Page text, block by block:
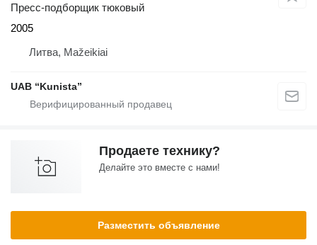
Пресс-подборщик тюковый
2005
Литва, Mažeikiai
UAB “Kunista”
Продаете технику?
Делайте это вместе с нами!
Разместить объявление